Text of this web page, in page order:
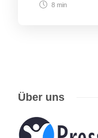
8 min
Über uns